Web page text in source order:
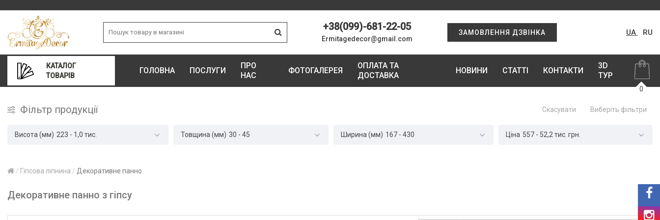
+38(099)-681-22-05
Ermitagedecor@gmail.com
ЗАМОВЛЕННЯ ДЗВІНКА UA RU
КАТАЛОГ
ТОВАРІВ
ГОЛОВНА ПОСЛУГИ
ПРО
НАС
ФОТОГАЛЕРЕЯ
ОПЛАТА ТА
ДОСТАВКА
НОВИНИ СТАТТІ КОНТАКТИ
3D
ТУР
0
Фільтр продукції Скасувати Виберіть фільтри
223 - 1,0 тис.
Висота (мм) 30 - 45
Товщина (мм) 167 - 430
Ширина (мм) 557 - 52,2 тис. грн.
Ціна
Гіпсова ліпнина Декоративне панно
Декоративне панно з гіпсу